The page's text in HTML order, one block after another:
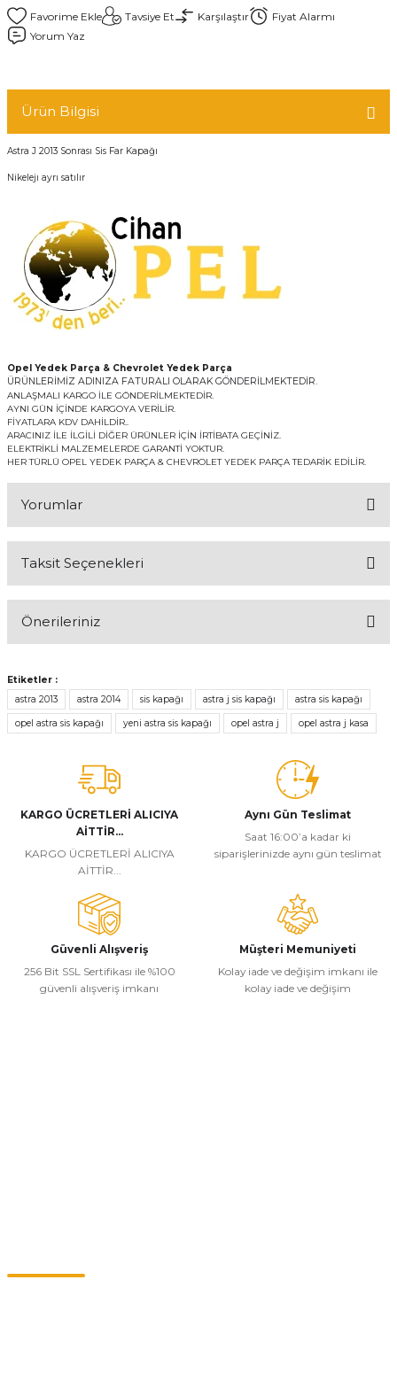
Tavsiye Et Karşılaştır
Fiyat Alarmı
Yorum Yaz
Ürün Bilgisi
Astra J 2013 Sonrası Sis Far Kapağı
Nikelejı ayrı satılır
Opel Yedek Parça & Chevrolet Yedek Parça
ÜRÜNLERİMİZ ADINIZA FATURALI OLARAK GÖNDERİLMEKTEDİR.
ANLAŞMALI KARGO İLE GÖNDERİLMEKTEDİR.
AYNI GÜN İÇİNDE KARGOYA VERİLİR.
FİYATLARA KDV DAHİLDİR..
ARACINIZ İLE İLGİLİ DİĞER ÜRÜNLER İÇİN İRTİBATA GEÇİNİZ.
ELEKTRİKLİ MALZEMELERDE GARANTİ YOKTUR.
HER TÜRLÜ OPEL YEDEK PARÇA & CHEVROLET YEDEK PARÇA TEDARİK EDİLİR.
Yorumlar
Taksit Seçenekleri
Önerileriniz
konularda yetersiz gördüğünüz noktaları öneri formunu kullanarak
tarafımıza iletebilirsiniz.
Görüş ve önerileriniz için teşekkür ederiz.
Ürün resmi kalitesiz, bozuk veya görüntülenemiyor.
Ürün açıklamasında eksik bilgiler bulunuyor.
Ürün bilgilerinde hatalar bulunuyor.
Ürün fiyatı diğer sitelerden daha pahalı.
Bu ürüne benzer farklı alternatifler olmalı.
Etiketler :
astra 2013
astra 2014 sis kapağı astra j sis kapağı astra sis kapağı
opel astra sis kapağı yeni astra sis kapağı opel astra j opel astra j kasa
KARGO ÜCRETLERİ ALICIYA
AİTTİR...
KARGO ÜCRETLERİ ALICIYA
AİTTİR...
Aynı Gün Teslimat
Saat 16:00’a kadar ki
siparişlerinizde aynı gün teslimat
Güvenli Alışveriş
256 Bit SSL Sertifikası ile %100
güvenli alışveriş imkanı
Müşteri Memuniyeti
Kolay iade ve değişim imkanı ile
kolay iade ve değişim